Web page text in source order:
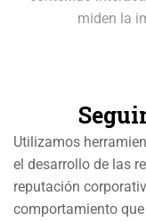
miden la
Utilizamos
el desarrollo de las
reputación
comportamiento